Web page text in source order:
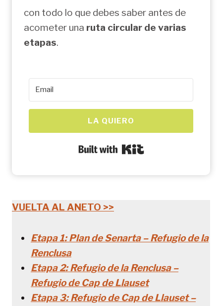
con todo lo que debes saber antes de
acometer una ruta circular de varias
etapas.
LA QUIERO
VUELTA AL ANETO >>
Etapa 1: Plan de Senarta – Refugio de la
Renclusa
Etapa 2: Refugio de la Renclusa –
Refugio de Cap de Llauset
Etapa 3: Refugio de Cap de Llauset –